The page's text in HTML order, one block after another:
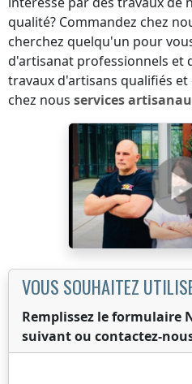
qualité? Commandez chez
cherchez quelqu'un pour
d'artisanat professionnels et
travaux d'artisans qualifiés et
chez nous services
VOUS SOUHAITEZ
Remplissez le formulaire
suivant ou contactez-